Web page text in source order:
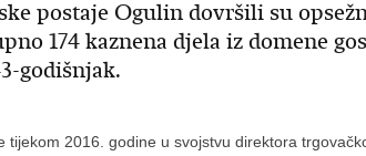
postaje Ogulin dovršili su
174 kaznena djela iz domene
godišnjak.
tijekom 2016. godine u svojstvu direktora